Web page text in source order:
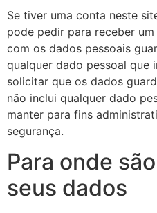
Se tiver uma conta neste
pode pedir para receber
com os dados pessoais
qualquer dado pessoal que
solicitar que os dados
não inclui qualquer dado
manter para fins
segurança.
Para onde
seus dados